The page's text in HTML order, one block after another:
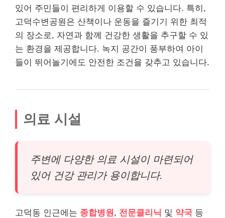
있어 주민들이 편리하게 이용할 수 있습니다. 특히,
고덕수변공원은 산책이나 운동을 즐기기 위한 최적
의 장소로, 자연과 함께 건강한 생활을 추구할 수 있
는 환경을 제공합니다. 녹지 공간이 풍부하여 아이
들이 뛰어놀기에도 안전한 조건을 갖추고 있습니다.
의료 시설
주변에 다양한 의료 시설이 마련되어
있어 건강 관리가 용이합니다.
고덕동 인근에는 종합병원 , 전문클리닉 및 약국 등